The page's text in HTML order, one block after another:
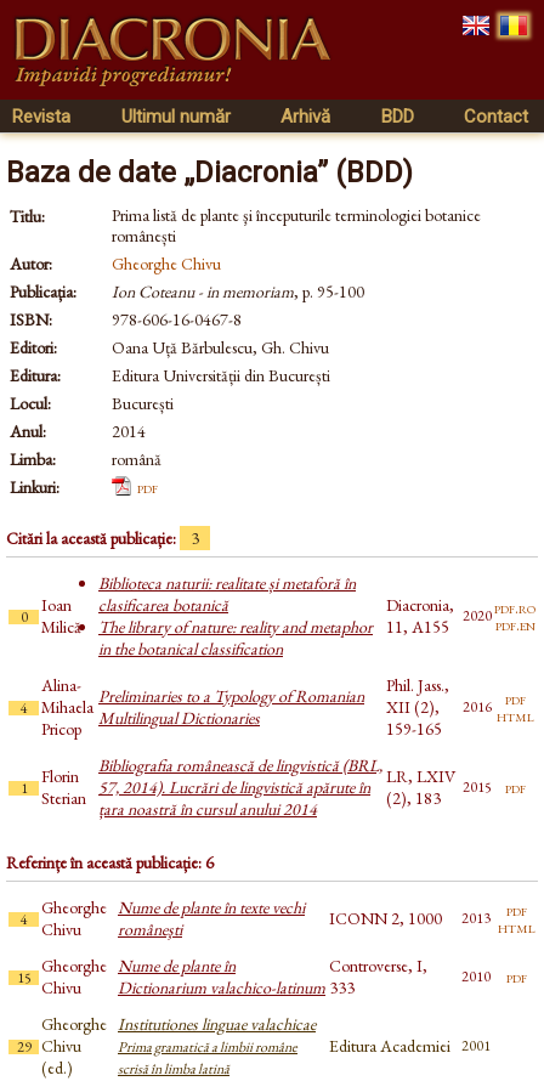
Revista Ultimul număr Arhivă BDD Contact
Baza de date „Diacronia” (BDD)
Titlu:
Prima listă de plante şi începuturile terminologiei botanice
românești
Autor:
Gheorghe Chivu
Publicația:
Ion Coteanu - in memoriam, p. 95-100
ISBN:
978-606-16-0467-8
Editori:
Oana Uță Bărbulescu, Gh. Chivu
Editura:
Editura Universității din București
Locul:
București
Anul:
2014
Limba:
română
Linkuri:
pdf
Citări la această publicație: 3
0
Ioan
Milică
Biblioteca naturii: realitate și metaforă în
clasificarea botanică
The library of nature: reality and metaphor
in the botanical classification
Diacronia,
11, A155
2020pdf.ro
pdf.en
4
Alina-
Mihaela
Pricop
Preliminaries to a Typology of Romanian
Multilingual Dictionaries
Phil. Jass.,
XII (2),
159-165
2016 pdf
html
1
Florin
Sterian
Bibliografia românească de lingvistică (BRL,
57, 2014). Lucrări de lingvistică apărute în
țara noastră în cursul anului 2014
LR, LXIV
(2), 183
2015 pdf
Referințe în această publicație: 6
4
Gheorghe
Chivu
Nume de plante în texte vechi
româneşti
ICONN 2, 1000 2013 pdf
html
15
Gheorghe
Chivu
Nume de plante în
Dictionarium valachico-latinum
Controverse, I,
333
2010 pdf
29
Gheorghe
Chivu
(ed.)
Institutiones linguae valachicae
Prima gramatică a limbii române
scrisă în limba latină
Editura Academiei 2001